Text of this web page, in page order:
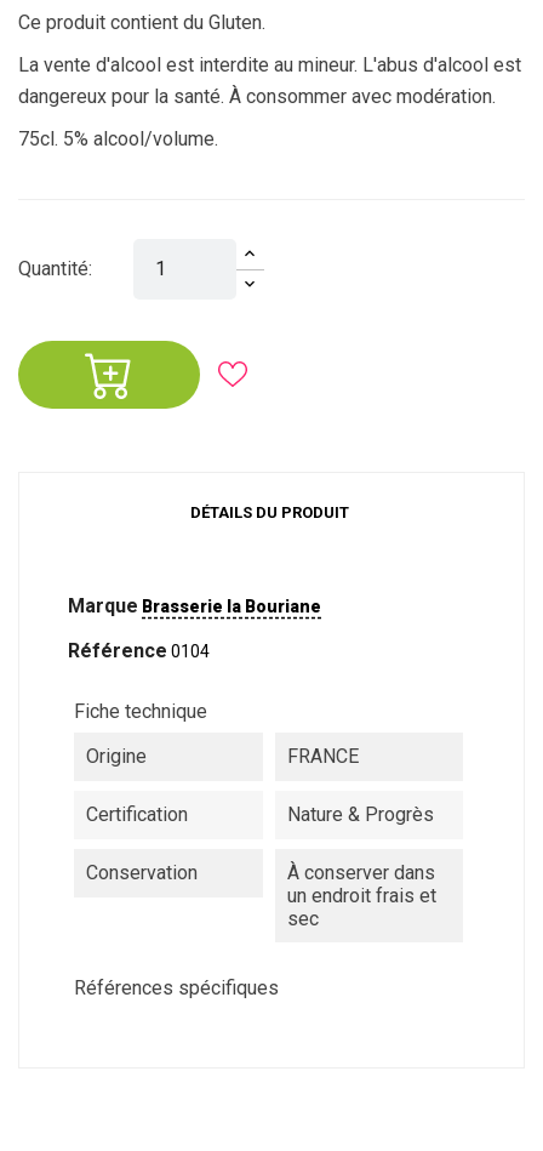
Ce produit contient du Gluten.
La vente d'alcool est interdite au mineur. L'abus d'alcool est
dangereux pour la santé. À consommer avec modération.
75cl. 5% alcool/volume.
Quantité:
DÉTAILS DU PRODUIT
Marque Brasserie la Bouriane
Référence 0104
Fiche technique
Origine
FRANCE
Certification Nature & Progrès
Conservation
À conserver dans
un endroit frais et
sec
Références spécifiques